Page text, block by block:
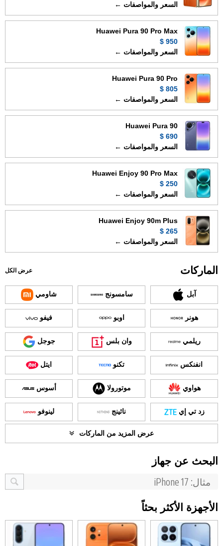
السعر والمواصفات ←
Huawei Pura 90 Pro Max
950 $
السعر والمواصفات ←
Huawei Pura 90 Pro
805 $
السعر والمواصفات ←
Huawei Pura 90
690 $
السعر والمواصفات ←
Huawei Enjoy 90 Pro Max
250 $
السعر والمواصفات ←
Huawei Enjoy 90m Plus
265 $
السعر والمواصفات ←
الماركات عرض الكل
آبل سامسونج شاومي
هونر اوبو فيفو
ريلمي وان بلس جوجل
انفنكس تكنو ايتل
هواوي موتورولا أسوس
زد تي إي ناثينج لينوفو
عرض المزيد من الماركات
البحث عن جهاز
الأجهزة الأكثر بحثاً